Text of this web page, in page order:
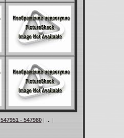
547951 - 547980| ... |